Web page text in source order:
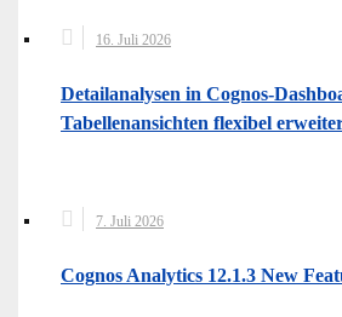
16. Juli 2026
Detailanalysen in Cognos-
Tabellenansichten flexibel
7. Juli 2026
Cognos Analytics 12.1.3 New